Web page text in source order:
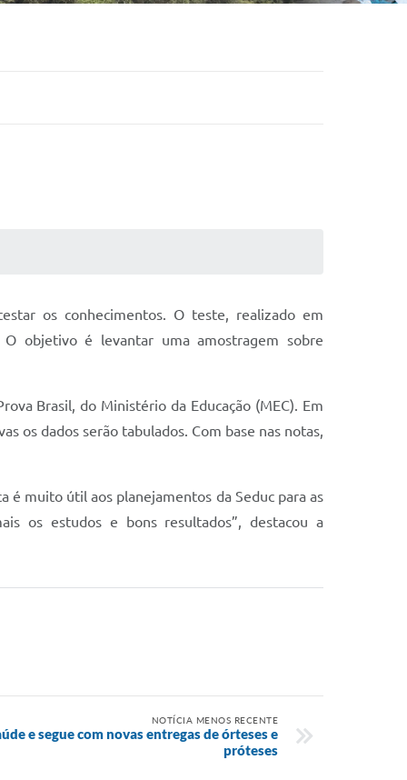
os conhecimentos. O teste, realizado em
O objetivo é levantar uma amostragem sobre
Brasil, do Ministério da Educação (MEC). Em
os dados serão tabulados. Com base nas notas,
é muito útil aos planejamentos da Seduc para as
os estudos e bons resultados”, destacou a
NOTÍCIA MENOS RECENTE
e segue com novas entregas de órteses e
próteses